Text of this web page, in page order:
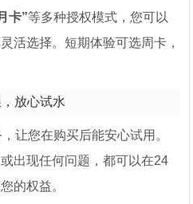
卡”等多种授权模式，您可以
活选择。短期体验可选周卡，
放心试水
，让您在购买后能安心试用。
出现任何问题，都可以在24
的权益。